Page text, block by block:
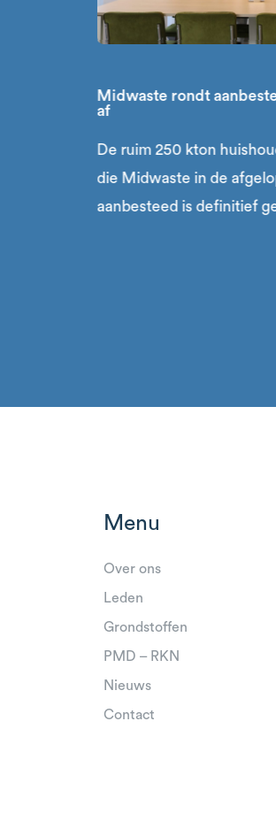
Midwaste rondt
af
De ruim 250 kton
die Midwaste in de
aanbesteed is definitief
Menu
Over ons
Leden
Grondstoffen
PMD – RKN
Nieuws
Contact